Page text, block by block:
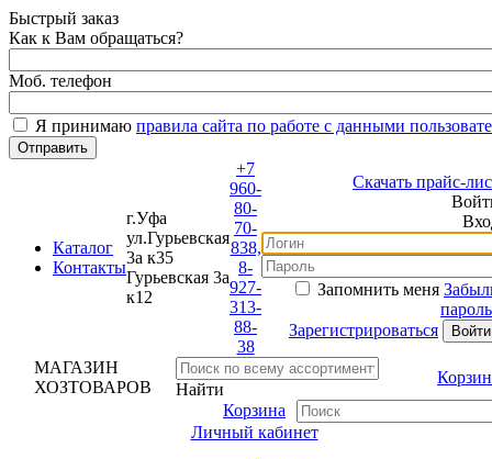
Быстрый заказ
Как к Вам обращаться?
Моб. телефон
Я принимаюправила сайта по работе с данными
Каталог
Контакты
г.Уфа
ул.Гурьевская
3а к35
Гурьевская 3а
к12
+7
960-
80-
70-
838,
8-
927-
313-
88-
38
Скачать прайс-лист
Войти
Вход
Запомнить меня Забыли
пароль?
Зарегистрироваться
МАГАЗИН
ХОЗТОВАРОВ
Найти
Корзина
Корзина
Личный кабинет